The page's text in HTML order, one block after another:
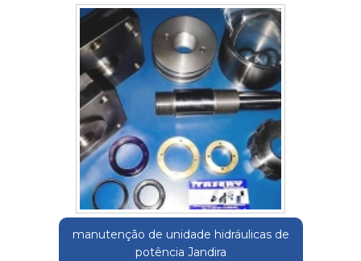
manutenção de unidade hidráulicas de
potência Jandira